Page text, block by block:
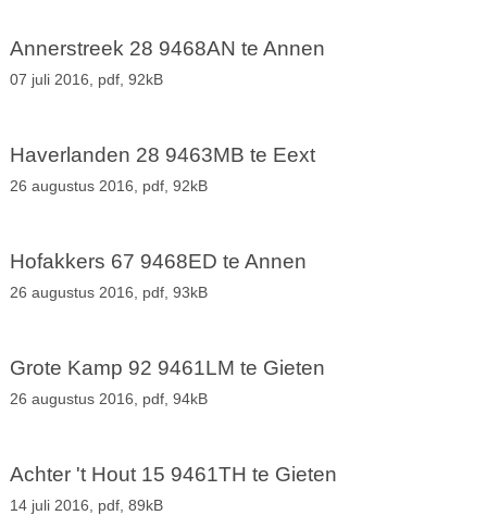
Annerstreek 28 9468AN te Annen
07 juli 2016, pdf, 92kB
Haverlanden 28 9463MB te Eext
26 augustus 2016, pdf, 92kB
Hofakkers 67 9468ED te Annen
26 augustus 2016, pdf, 93kB
Grote Kamp 92 9461LM te Gieten
26 augustus 2016, pdf, 94kB
Achter 't Hout 15 9461TH te Gieten
14 juli 2016, pdf, 89kB